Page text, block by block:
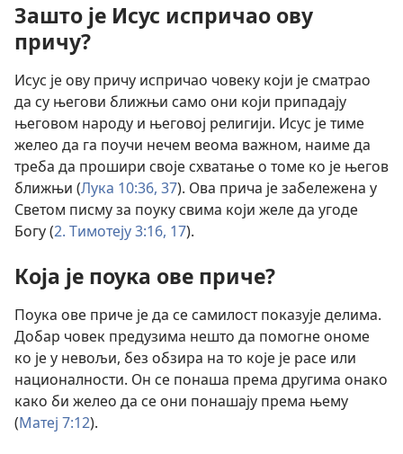
Зашто је Исус испричао ову
причу?
Исус је ову причу испричао човеку који је сматрао
да су његови ближњи само они који припадају
његовом народу и његовој религији. Исус је тиме
желео да га поучи нечем веома важном, наиме да
треба да прошири своје схватање о томе ко је његов
ближњи (Лука 10:36, 37). Ова прича је забележена у
Светом писму за поуку свима који желе да угоде
Богу (2. Тимотеју 3:16, 17).
Која је поука ове приче?
Поука ове приче је да се самилост показује делима.
Добар човек предузима нешто да помогне ономе
ко је у невољи, без обзира на то које је расе или
националности. Он се понаша према другима онако
како би желео да се они понашају према њему
(Матеј 7:12).